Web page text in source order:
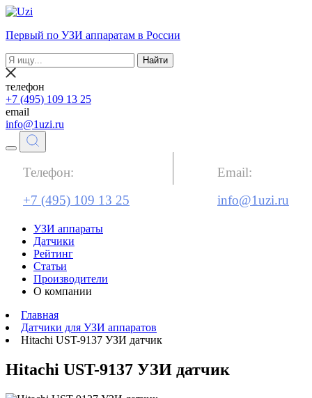
Первый по УЗИ аппаратам в России
Найти
телефон
+7 (495) 109 13 25
email
info@1uzi.ru
Телефон:
+7 (495) 109 13 25
Email:
info@1uzi.ru
УЗИ аппараты
Датчики
Рейтинг
Статьи
Производители
О компании
Главная
Датчики для УЗИ аппаратов
Hitachi UST-9137 УЗИ датчик
Hitachi UST-9137 УЗИ датчик